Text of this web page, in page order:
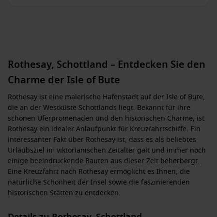
Rothesay, Schottland – Entdecken Sie den
Charme der Isle of Bute
Rothesay ist eine malerische Hafenstadt auf der Isle of Bute,
die an der Westküste Schottlands liegt. Bekannt für ihre
schönen Uferpromenaden und den historischen Charme, ist
Rothesay ein idealer Anlaufpunkt für Kreuzfahrtschiffe. Ein
interessanter Fakt über Rothesay ist, dass es als beliebtes
Urlaubsziel im viktorianischen Zeitalter galt und immer noch
einige beeindruckende Bauten aus dieser Zeit beherbergt.
Eine Kreuzfahrt nach Rothesay ermöglicht es Ihnen, die
natürliche Schönheit der Insel sowie die faszinierenden
historischen Stätten zu entdecken.